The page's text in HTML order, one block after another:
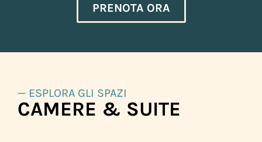
PRENOTA ORA
— ESPLORA GLI SPAZI
CAMERE & SUITE